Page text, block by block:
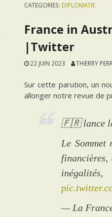
CATEGORIES: DIPLOMATIE
France in
|Twitter
22 JUIN 2023 THIERRY
Sur cette parution, un
allonger notre revue de
🇫🇷 lance le
Le
— La